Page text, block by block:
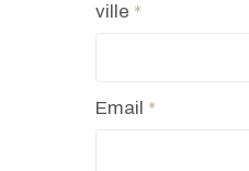
ville *
Email *